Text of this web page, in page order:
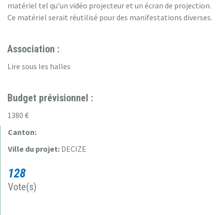
matériel tel qu’un vidéo projecteur et un écran de projection.
Ce matériel serait réutilisé pour des manifestations diverses.
Association :
Lire sous les halles
Budget prévisionnel :
1380 €
Canton:
Ville du projet: DECIZE
128
Vote(s)